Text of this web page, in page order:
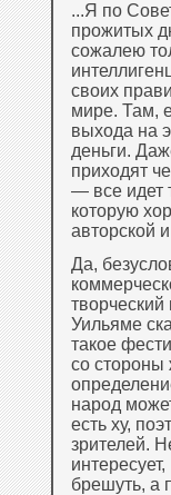
...Я по
прожитых
сожалею
своих
мире. Там,
выхода на
деньги.
приходят
— все идет
которую
авторской
Да,
творческий
Уильяме
такое
со
народ
есть ху,
зрителей.
брешуть, а